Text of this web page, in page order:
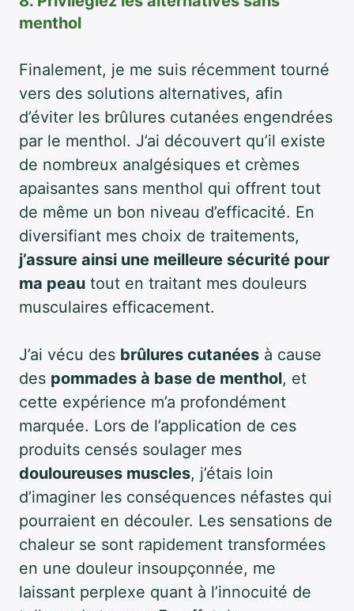
menthol
Finalement, je me suis récemment tourné
vers des solutions alternatives, afin
d’éviter les brûlures cutanées engendrées
par le menthol. J’ai découvert qu’il existe
de nombreux analgésiques et crèmes
apaisantes sans menthol qui offrent tout
de même un bon niveau d’efficacité. En
diversifiant mes choix de traitements,
j’assure ainsi une meilleure sécurité pour
ma peau tout en traitant mes douleurs
musculaires efficacement.
J’ai vécu des brûlures cutanées à cause
des pommades à base de menthol, et
cette expérience m’a profondément
marquée. Lors de l’application de ces
produits censés soulager mes
douloureuses muscles, j’étais loin
d’imaginer les conséquences néfastes qui
pourraient en découler. Les sensations de
chaleur se sont rapidement transformées
en une douleur insoupçonnée, me
laissant perplexe quant à l’innocuité de